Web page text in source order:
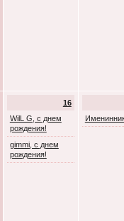
16
WilL G, с днем
рождения!
gimmi, с днем
рождения!